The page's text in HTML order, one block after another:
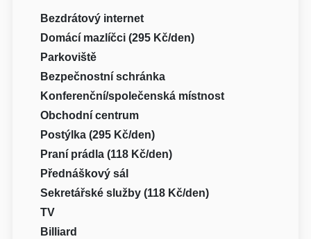
Bezdrátový internet
Domácí mazlíčci (295 Kč/den)
Parkoviště
Bezpečnostní schránka
Konferenční/společenská místnost
Obchodní centrum
Postýlka (295 Kč/den)
Praní prádla (118 Kč/den)
Přednáškový sál
Sekretářské služby (118 Kč/den)
TV
Billiard